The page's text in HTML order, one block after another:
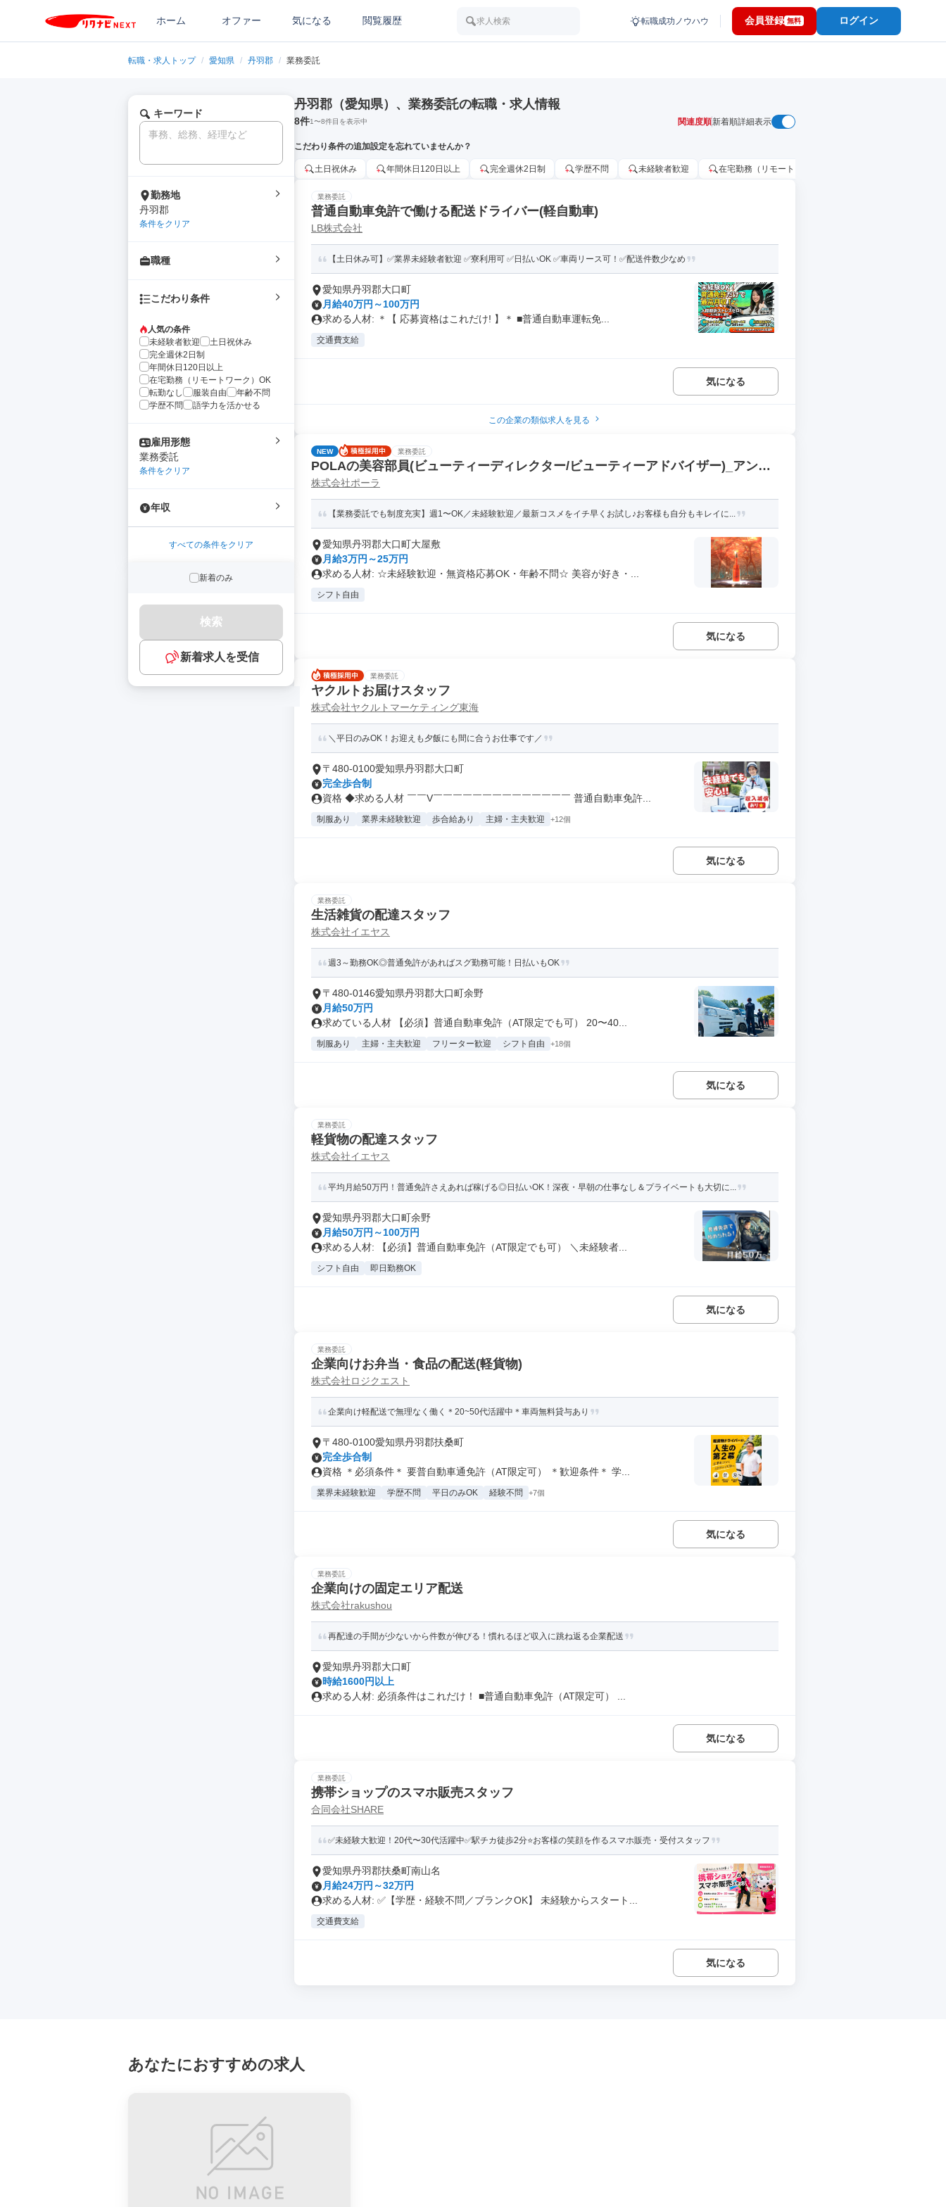
ホーム オファー 気になる 閲覧履歴 求人検索 転職成功ノウハウ 会員登録 無料 ログイン
転職・求人トップ / 愛知県 / 丹羽郡 / 業務委託
キーワード
勤務地
丹羽郡
条件をクリア
職種
こだわり条件
人気の条件
未経験者歓迎
土日祝休み
完全週休2日制
年間休日120日以上
在宅勤務（リモートワーク）OK
転勤なし
服装自由
年齢不問
学歴不問
語学力を活かせる
雇用形態
業務委託
条件をクリア
年収
すべての条件をクリア
新着のみ
検索
新着求人を受信
丹羽郡（愛知県）、業務委託の転職・求人情報
8件1〜8件目を表示中 関連度順新着順詳細表示
こだわり条件の追加設定を忘れていませんか？
土日祝休み 年間休日120日以上 完全週休2日制 学歴不問 未経験者歓迎 在宅勤務（リモートワーク）OK
業務委託
普通自動車免許で働ける配送ドライバー(軽自動車)
LB株式会社
【土日休み可】✅業界未経験者歓迎 ✅寮利用可 ✅日払いOK ✅車両リース可！✅配送件数少なめ
愛知県丹羽郡大口町
月給40万円～100万円
求める人材: ＊【 応募資格はこれだけ! 】＊ ■普通自動車運転免...
交通費支給
気になる
この企業の類似求人を見る
NEW 業務委託
POLAの美容部員(ビューティーディレクター/ビューティーアドバイザー)_アンシ
ャンテ尾崎店
株式会社ポーラ
【業務委託でも制度充実】週1〜OK／未経験歓迎／最新コスメをイチ早くお試し♪お客様も自分もキレイに...
愛知県丹羽郡大口町大屋敷
月給3万円～25万円
求める人材: ☆未経験歓迎・無資格応募OK・年齢不問☆ 美容が好き・...
シフト自由
気になる
業務委託
ヤクルトお届けスタッフ
株式会社ヤクルトマーケティング東海
＼平日のみOK！お迎えも夕飯にも間に合うお仕事です／
〒480-0100愛知県丹羽郡大口町
完全歩合制
資格 ◆求める人材 ￣￣V￣￣￣￣￣￣￣￣￣￣￣￣￣￣ 普通自動車免許...
制服あり 業界未経験歓迎 歩合給あり 主婦・主夫歓迎 +12個
気になる
業務委託
生活雑貨の配達スタッフ
株式会社イエヤス
週3～勤務OK◎普通免許があればスグ勤務可能！日払いもOK
〒480-0146愛知県丹羽郡大口町余野
月給50万円
求めている人材 【必須】普通自動車免許（AT限定でも可） 20〜40...
制服あり 主婦・主夫歓迎 フリーター歓迎 シフト自由 +18個
気になる
業務委託
軽貨物の配達スタッフ
株式会社イエヤス
平均月給50万円！普通免許さえあれば稼げる◎日払いOK！深夜・早朝の仕事なし＆プライベートも大切に...
愛知県丹羽郡大口町余野
月給50万円～100万円
求める人材: 【必須】普通自動車免許（AT限定でも可） ＼未経験者...
シフト自由 即日勤務OK
気になる
業務委託
企業向けお弁当・食品の配送(軽貨物)
株式会社ロジクエスト
企業向け軽配送で無理なく働く＊20~50代活躍中＊車両無料貸与あり
〒480-0100愛知県丹羽郡扶桑町
完全歩合制
資格 ＊必須条件＊ 要普自動車通免許（AT限定可） ＊歓迎条件＊ 学...
業界未経験歓迎 学歴不問 平日のみOK 経験不問 +7個
気になる
業務委託
企業向けの固定エリア配送
株式会社rakushou
再配達の手間が少ないから件数が伸びる！慣れるほど収入に跳ね返る企業配送
愛知県丹羽郡大口町
時給1600円以上
求める人材: 必須条件はこれだけ！ ■普通自動車免許（AT限定可） ...
気になる
業務委託
携帯ショップのスマホ販売スタッフ
合同会社SHARE
✅未経験大歓迎！20代〜30代活躍中✅駅チカ徒歩2分⭐️お客様の笑顔を作るスマホ販売・受付スタッフ
愛知県丹羽郡扶桑町南山名
月給24万円～32万円
求める人材: ✅【学歴・経験不問／ブランクOK】 未経験からスタート...
交通費支給
気になる
あなたにおすすめの求人